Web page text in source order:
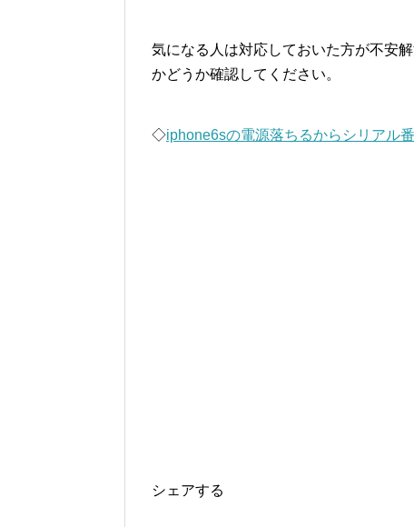
気になる人は対応しておいた方が不安
かどうか確認してください。
◇iphone6sの電源落ちるからシリアル
シェアする